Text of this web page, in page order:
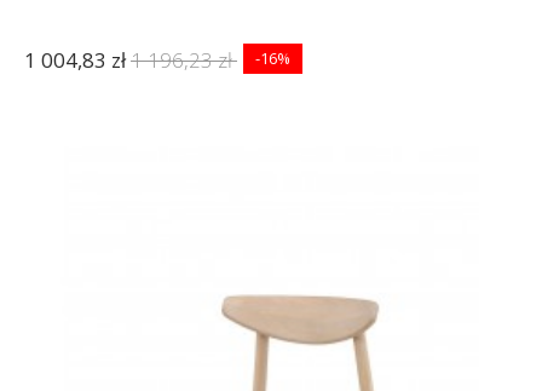
1 004,83 zł1 196,23 zł -16%